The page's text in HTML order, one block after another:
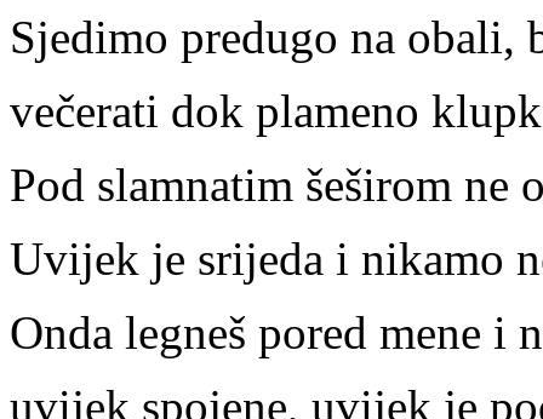
Sjedimo predugo na
večerati dok plameno
Pod slamnatim šeširom ne
Uvijek je srijeda i nikamo
Onda legneš pored mene i
uvijek spojene, uvijek je